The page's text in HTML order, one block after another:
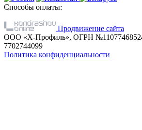
Способы оплаты:
Продвижение сайта
ООО «Х-Профиль», ОГРН
7702744099
Политика конфиденциальности